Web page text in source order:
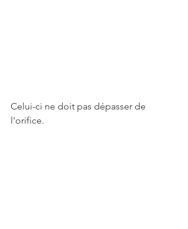
Celui-ci ne doit pas dépasser de
l'orifice.